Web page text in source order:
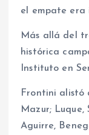
el empate era
Más allá del
histórica
Instituto en
Frontini alistó
Mazur; Luque,
Aguirre,